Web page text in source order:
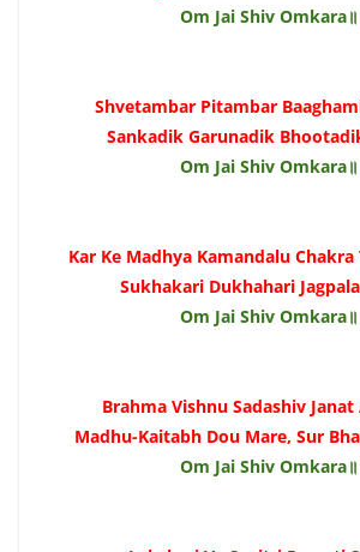
Om Jai Shiv Omkara॥
Shvetambar Pitambar
Sankadik Garunadik
Om Jai Shiv Omkara॥
Kar Ke Madhya Kamandalu
Sukhakari Dukhahari
Om Jai Shiv Omkara॥
Brahma Vishnu Sadashiv
Madhu-Kaitabh Dou Mare, Sur
Om Jai Shiv Omkara॥